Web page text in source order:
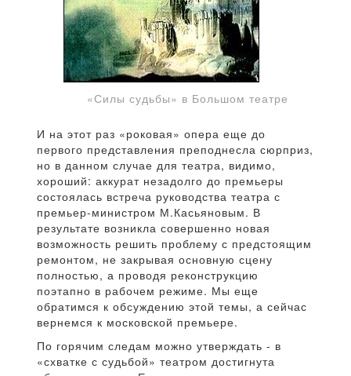
«Силы судьбы» в Большом театре
И на этот раз «роковая» опера еще до
первого представления преподнесла сюрприз,
но в данном случае для театра, видимо,
хороший: аккурат незадолго до премьеры
состоялась встреча руководства театра с
премьер-министром М.Касьяновым. В
результате возникла совершенно новая
возможность решить проблему с предстоящим
ремонтом, не закрывая основную сцену
полностью, а проводя реконструкцию
поэтапно в рабочем режиме. Мы еще
обратимся к обсуждению этой темы, а сейчас
вернемся к московской премьере.
По горячим следам можно утверждать - в
«схватке с судьбой» театром достигнута